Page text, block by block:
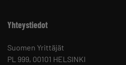
Yhteystiedot
Suomen Yrittäjät
PL 999, 00101 HELSINKI